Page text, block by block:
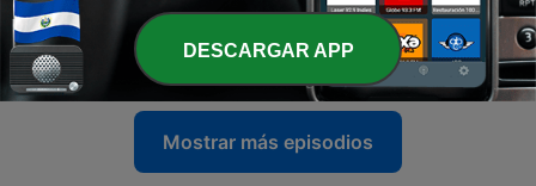
3 - Consecuencia Desencadenada Por Una
Desobediencia
04 abr. 2021
Mostrar más episodios
DESCARGAR APP